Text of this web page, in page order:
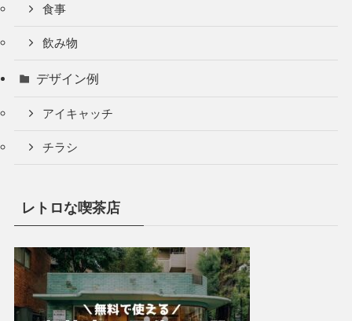
食事
飲み物
デザイン例
アイキャッチ
チラシ
レトロな喫茶店